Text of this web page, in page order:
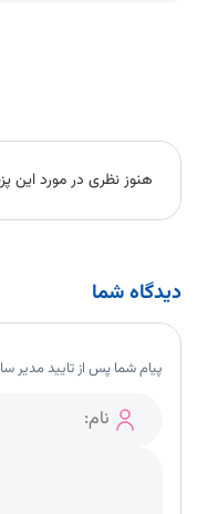
هنوز نظری در مورد
دیدگاه شما
پیام شما پس از تایید مدیر